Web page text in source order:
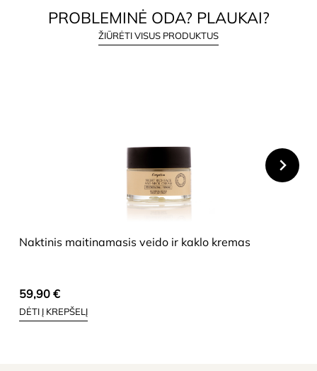
PROBLEMINĖ ODA? PLAUKAI?
ŽIŪRĖTI VISUS PRODUKTUS
Naktinis maitinamasis veido ir kaklo kremas
59,90 €
DĖTI Į KREPŠELĮ